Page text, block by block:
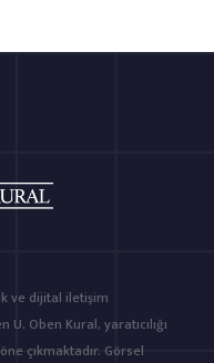
ve dijital iletişim
Oben Kural, yaratıcılığı
çıkmaktadır. Görsel